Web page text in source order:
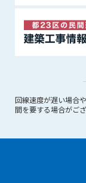
回線速度が遅い場合
間を要する場合がご
個人情報といい
する場合を除き
す。
(1) 会員が、自
(3) 第三者およ
に必要である